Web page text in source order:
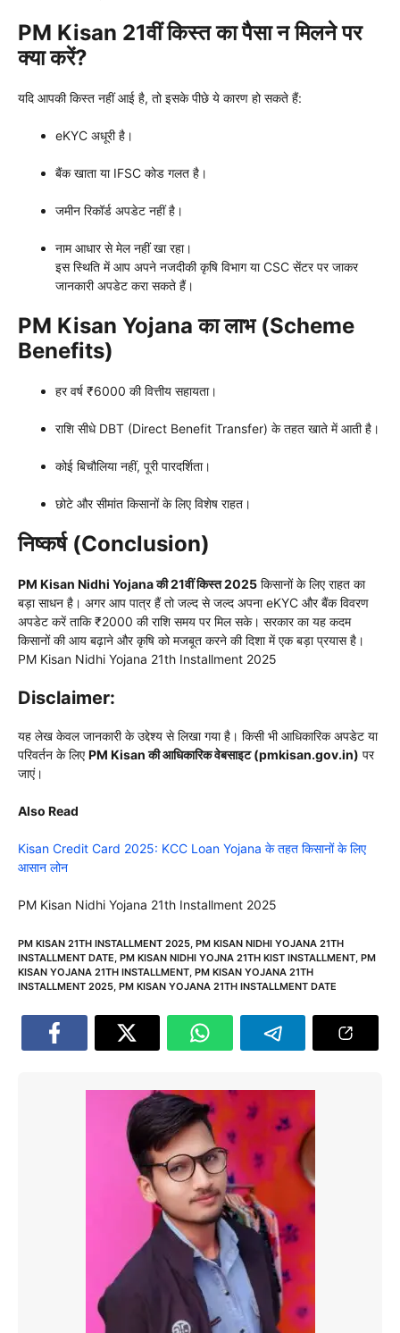
PM Kisan 21वीं किस्त का पैसा न मिलने पर
क्या करें?
यदि आपकी किस्त नहीं आई है, तो इसके पीछे ये कारण हो सकते हैं:
eKYC अधूरी है।
बैंक खाता या IFSC कोड गलत है।
जमीन रिकॉर्ड अपडेट नहीं है।
नाम आधार से मेल नहीं खा रहा।
इस स्थिति में आप अपने नजदीकी कृषि विभाग या CSC सेंटर पर जाकर
जानकारी अपडेट करा सकते हैं।
PM Kisan Yojana का लाभ (Scheme
Benefits)
हर वर्ष ₹6000 की वित्तीय सहायता।
राशि सीधे DBT (Direct Benefit Transfer) के तहत खाते में आती है।
कोई बिचौलिया नहीं, पूरी पारदर्शिता।
छोटे और सीमांत किसानों के लिए विशेष राहत।
निष्कर्ष (Conclusion)
PM Kisan Nidhi Yojana की 21वीं किस्त 2025 किसानों के लिए राहत का
बड़ा साधन है। अगर आप पात्र हैं तो जल्द से जल्द अपना eKYC और बैंक विवरण
अपडेट करें ताकि ₹2000 की राशि समय पर मिल सके। सरकार का यह कदम
किसानों की आय बढ़ाने और कृषि को मजबूत करने की दिशा में एक बड़ा प्रयास है।
PM Kisan Nidhi Yojana 21th Installment 2025
Disclaimer:
यह लेख केवल जानकारी के उद्देश्य से लिखा गया है। किसी भी आधिकारिक अपडेट या
परिवर्तन के लिए PM Kisan की आधिकारिक वेबसाइट (pmkisan.gov.in) पर
जाएं।
Also Read
Kisan Credit Card 2025: KCC Loan Yojana के तहत किसानों के लिए
आसान लोन
PM Kisan Nidhi Yojana 21th Installment 2025
PM KISAN 21TH INSTALLMENT 2025, PM KISAN NIDHI YOJANA 21TH
INSTALLMENT DATE, PM KISAN NIDHI YOJNA 21TH KIST INSTALLMENT, PM
KISAN YOJANA 21TH INSTALLMENT, PM KISAN YOJANA 21TH
INSTALLMENT 2025, PM KISAN YOJANA 21TH INSTALLMENT DATE